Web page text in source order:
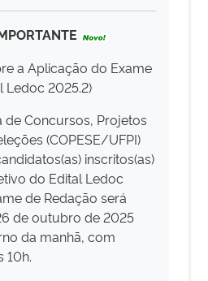
a Aplicação do Exame
Ledoc 2025.2)
de Concursos, Projetos
(COPESE/UFPI)
inscritos(as)
do Edital Ledoc
de Redação será
de outubro de 2025
da manhã, com
10h.